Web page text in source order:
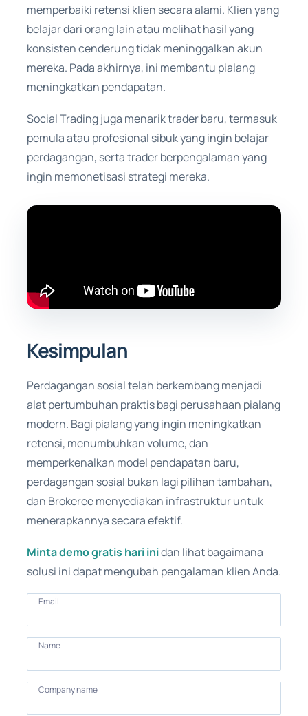
memperbaiki retensi klien secara alami. Klien yang
belajar dari orang lain atau melihat hasil yang
konsisten cenderung tidak meninggalkan akun
mereka. Pada akhirnya, ini membantu pialang
meningkatkan pendapatan.
Social Trading juga menarik trader baru, termasuk
pemula atau profesional sibuk yang ingin belajar
perdagangan, serta trader berpengalaman yang
ingin memonetisasi strategi mereka.
Kesimpulan
Perdagangan sosial telah berkembang menjadi
alat pertumbuhan praktis bagi perusahaan pialang
modern. Bagi pialang yang ingin meningkatkan
retensi, menumbuhkan volume, dan
memperkenalkan model pendapatan baru,
perdagangan sosial bukan lagi pilihan tambahan,
dan Brokeree menyediakan infrastruktur untuk
menerapkannya secara efektif.
Minta demo gratis hari inidan lihat bagaimana
solusi ini dapat mengubah pengalaman klien Anda.
Email
Email
Name
Name
Company
Company name